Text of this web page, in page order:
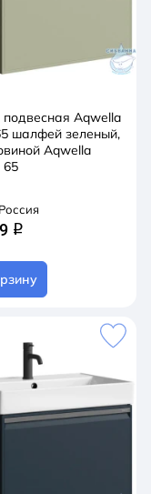
подвесная Aqwella
шалфей зеленый,
Aqwella
65
Россия
q